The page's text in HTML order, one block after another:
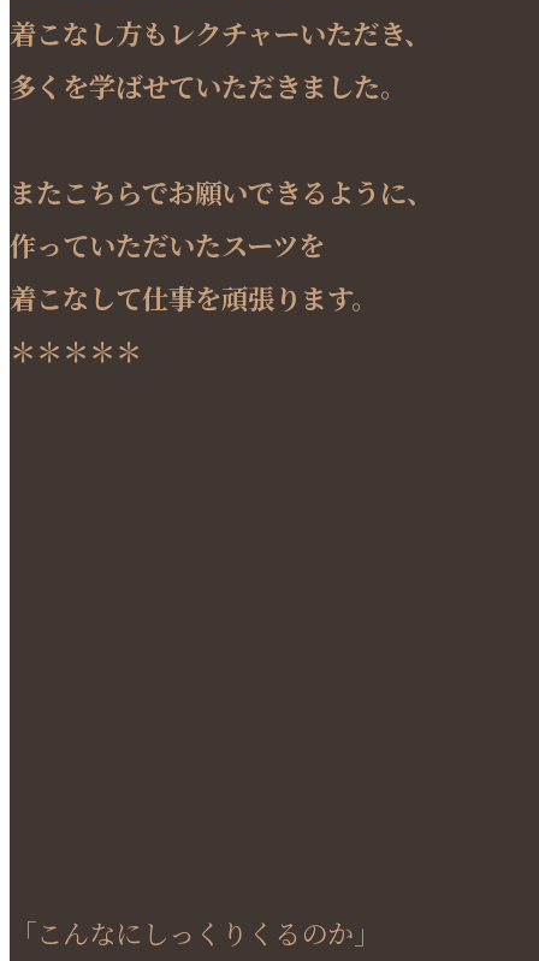
着こなし方もレクチャーいただき、
多くを学ばせていただきました。
またこちらでお願いできるように、
作っていただいたスーツを
着こなして仕事を頑張ります。
＊＊＊＊＊
「こんなにしっくりくるのか」